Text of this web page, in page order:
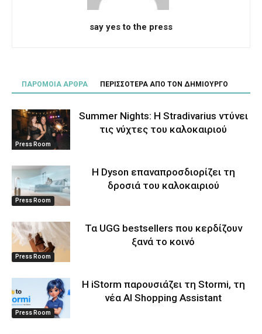
say yes to the press
ΠΑΡΟΜΟΙΑ ΑΡΘΡΑ ΠΕΡΙΣΣΟΤΕΡΑ ΑΠΟ ΤΟΝ ΔΗΜΙΟΥΡΓΟ
Press Room
Summer Nights: Η Stradivarius ντύνει
τις νύχτες του καλοκαιριού
Press Room
Η Dyson επαναπροσδιορίζει τη
δροσιά του καλοκαιριού
Press Room
Τα UGG bestsellers που κερδίζουν
ξανά το κοινό
Press Room
Η iStorm παρουσιάζει τη Stormi, τη
νέα AI Shopping Assistant